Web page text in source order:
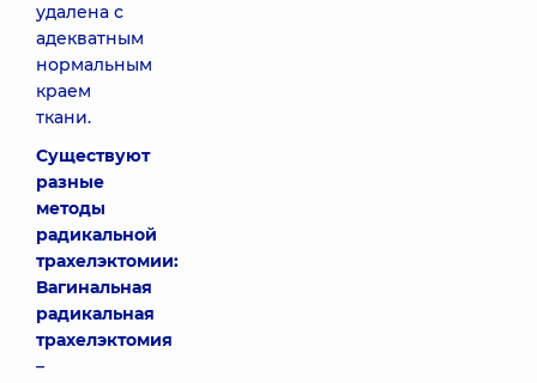
удалена с
адекватным
нормальным
краем
ткани.
Существуют
разные
методы
радикальной
трахелэктомии:
Вагинальная
радикальная
трахелэктомия
–